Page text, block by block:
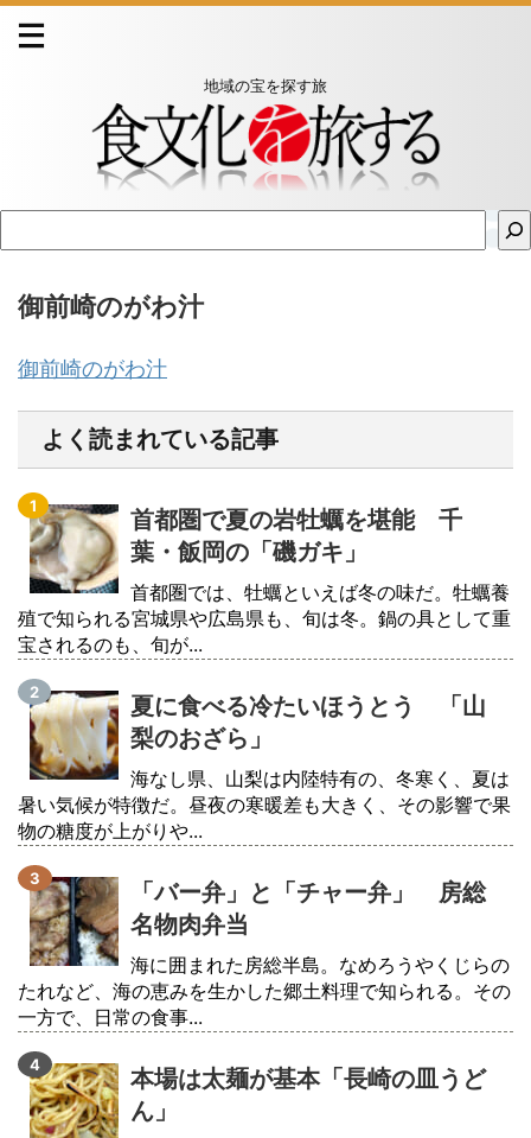
地域の宝を探す旅
御前崎のがわ汁
御前崎のがわ汁
よく読まれている記事
首都圏で夏の岩牡蠣を堪能 千
葉・飯岡の「磯ガキ」
首都圏では、牡蠣といえば冬の味だ。牡蠣養
殖で知られる宮城県や広島県も、旬は冬。鍋の具として重
宝されるのも、旬が...
夏に食べる冷たいほうとう 「山
梨のおざら」
海なし県、山梨は内陸特有の、冬寒く、夏は
暑い気候が特徴だ。昼夜の寒暖差も大きく、その影響で果
物の糖度が上がりや...
「バー弁」と「チャー弁」 房総
名物肉弁当
海に囲まれた房総半島。なめろうやくじらの
たれなど、海の恵みを生かした郷土料理で知られる。その
一方で、日常の食事...
本場は太麺が基本「長崎の皿うど
ん」